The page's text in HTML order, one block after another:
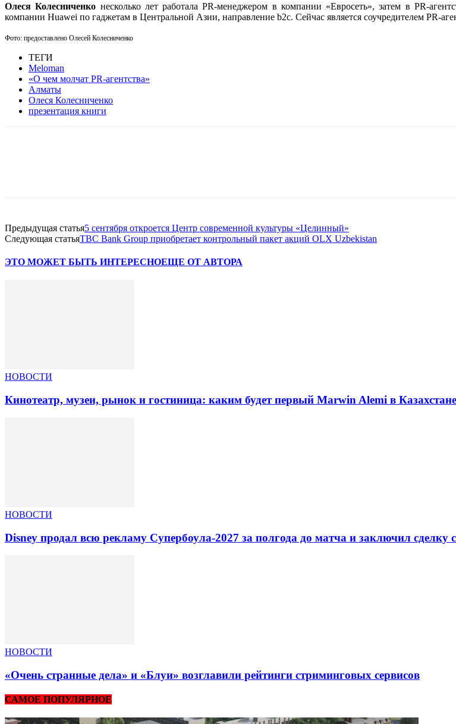
Олеся Колесниченко несколько лет работала PR-менеджером в компании «Евросеть», затем в PR-
компании Huawei по гаджетам в Центральной Азии, направление b2c. Сейчас является соучредителем PR-
Фото: предоставлено Олесей Колесниченко
ТЕГИ
Meloman
«О чем молчат PR-агентства»
Алматы
Олеся Колесниченко
презентация книги
Предыдущая статья5 сентября откроется Центр современной культуры «Целинный»
Следующая статьяTBC Bank Group приобретает контрольный пакет акций OLX Uzbekistan
ЭТО МОЖЕТ БЫТЬ ИНТЕРЕСНОЕЩЕ ОТ АВТОРА
НОВОСТИ
Кинотеатр, музеи, рынок и гостиница: каким будет первый Marwin Alemi в Казахстане
НОВОСТИ
Disney продал всю рекламу Супербоула-2027 за полгода до матча и заключил сделку
НОВОСТИ
«Очень странные дела» и «Блуи» возглавили рейтинги стриминговых сервисов
САМОЕ ПОПУЛЯРНОЕ